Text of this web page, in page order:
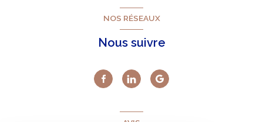
NOS RÉSEAUX
Nous suivre